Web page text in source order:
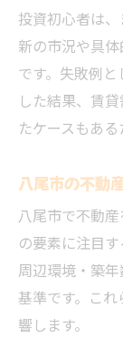
投資初心者は
新の市況や具
です。失敗例
した結果、賃
たケースもあ
八尾市の不動
八尾市で不動
の要素に注目
周辺環境・築
基準です。こ
響します。